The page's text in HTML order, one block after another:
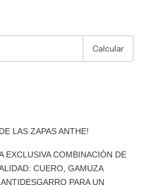
Calcular
LAS ZAPAS ANTHE!
EXCLUSIVA COMBINACIÓN DE
CUERO, GAMUZA
PARA UN